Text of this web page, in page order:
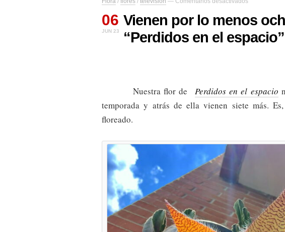
lo
menos
ocho
espacio”
06
JUN 23
Vienen por lo menos
“Perdidos en el espacio”
Nuestra flor de Perdidos en el espacio
temporada y atrás de ella vienen siete más.
floreado.